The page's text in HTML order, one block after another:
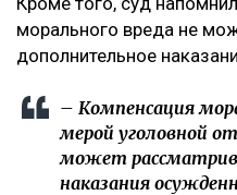
морального вреда не
дополнительное
– Компенсация
мерой уголовной
может
наказания